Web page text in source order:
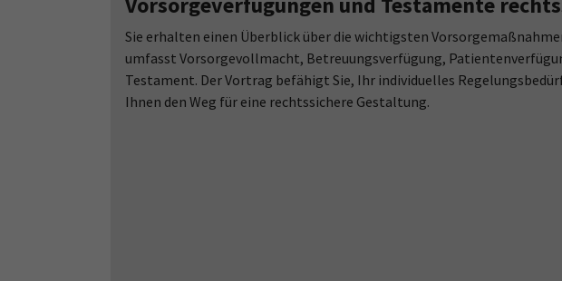
Sie erhalten einen Überblick über die wichtigsten
umfasst Vorsorgevollmacht, Betreuungsverfügung,
Testament. Der Vortrag befähigt Sie, Ihr individuelles
Ihnen den Weg für eine rechtssichere Gestaltung.